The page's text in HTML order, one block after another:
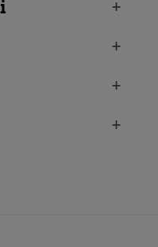
+
+
+
+